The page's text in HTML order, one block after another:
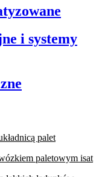
i systemy
palet
paletowym isat